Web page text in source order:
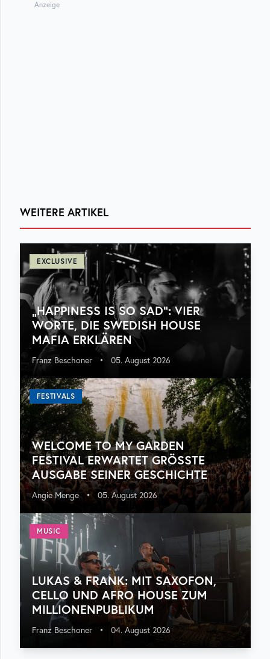
Anzeige
WEITERE ARTIKEL
EXCLUSIVE
„HAPPINESS IS SO SAD“: VIER
WORTE, DIE SWEDISH HOUSE
MAFIA ERKLÄREN
Franz Beschoner • 05. August 2026
FESTIVALS
WELCOME TO MY GARDEN
FESTIVAL ERWARTET GRÖSSTE A
USGABE SEINER GESCHICHTE
Angie Menge • 05. August 2026
MUSIC
LUKAS & FRANK: MIT SAXOFON,
CELLO UND AFRO HOUSE ZUM
MILLIONENPUBLIKUM
Franz Beschoner • 04. August 2026